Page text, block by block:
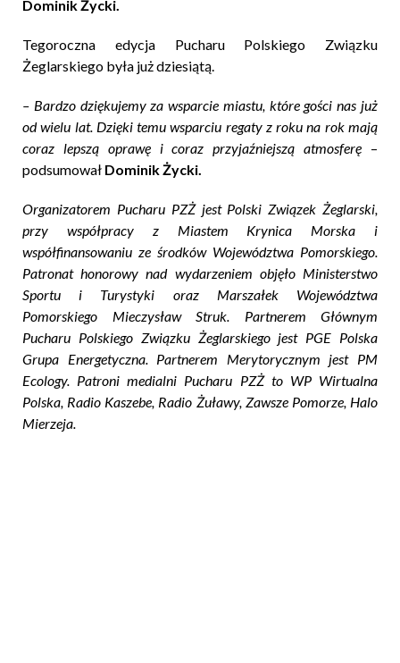
Dominik Życki.
Tegoroczna edycja Pucharu Polskiego Związku
Żeglarskiego była już dziesiątą.
– Bardzo dziękujemy za wsparcie miastu, które gości nas już
od wielu lat. Dzięki temu wsparciu regaty z roku na rok mają
coraz lepszą oprawę i coraz przyjaźniejszą atmosferę –
podsumował Dominik Życki.
Organizatorem Pucharu PZŻ jest Polski Związek Żeglarski,
przy współpracy z Miastem Krynica Morska i
współfinansowaniu ze środków Województwa Pomorskiego.
Patronat honorowy nad wydarzeniem objęło Ministerstwo
Sportu i Turystyki oraz Marszałek Województwa
Pomorskiego Mieczysław Struk. Partnerem Głównym
Pucharu Polskiego Związku Żeglarskiego jest PGE Polska
Grupa Energetyczna. Partnerem Merytorycznym jest PM
Ecology. Patroni medialni Pucharu PZŻ to WP Wirtualna
Polska, Radio Kaszebe, Radio Żuławy, Zawsze Pomorze, Halo
Mierzeja.